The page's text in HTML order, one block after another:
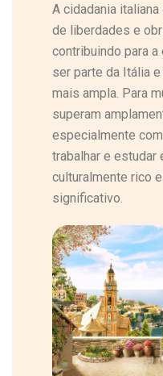
A cidadania
de liberdades e
contribuindo para
ser parte da Itália
mais ampla. Para
superam
especialmente
trabalhar e estudar
culturalmente rico
significativo.